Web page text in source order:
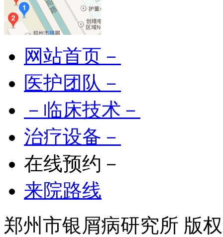
网站首页－
医护团队－
－临床技术－
治疗设备－
在线预约－
来院路线
郑州市银屑病研究所 版